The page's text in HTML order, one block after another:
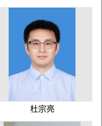
杜宗亮